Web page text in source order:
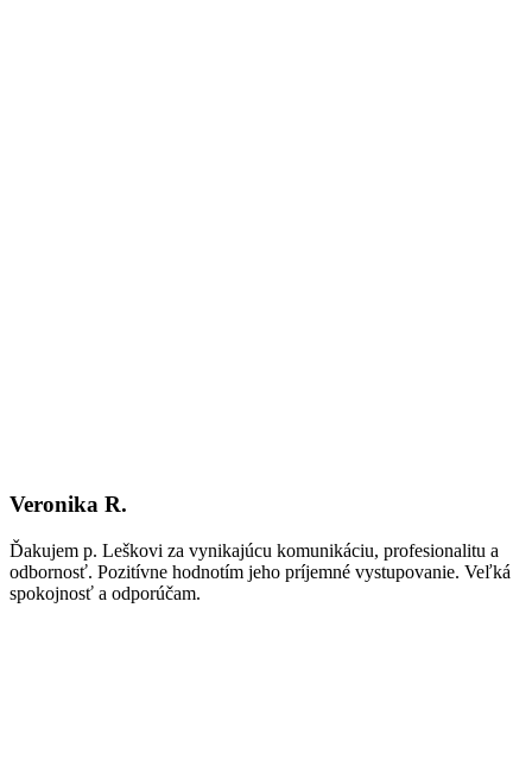
Veronika R.
Ďakujem p. Leškovi za vynikajúcu komunikáciu, profesionalitu a
odbornosť. Pozitívne hodnotím jeho príjemné vystupovanie. Veľká
spokojnosť a odporúčam.